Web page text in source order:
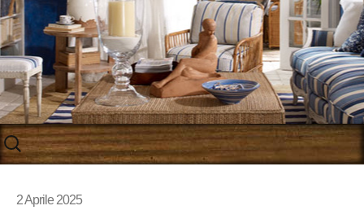
Skip
to
content
2 Aprile 2025